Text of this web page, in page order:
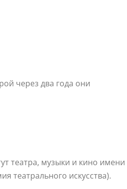
через два года они
театра, музыки и кино имени
театрального искусства).